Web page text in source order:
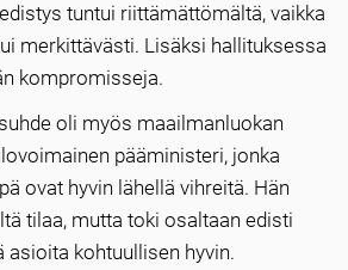
tuntui riittämättömältä, vaikka
merkittävästi. Lisäksi hallituksessa
kompromisseja.
oli myös maailmanluokan
pääministeri, jonka
ovat hyvin lähellä vihreitä. Hän
tilaa, mutta toki osaltaan edisti
asioita kohtuullisen hyvin.